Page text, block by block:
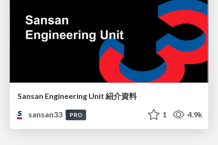
Sansan Engineering Unit 紹介資料
sansan33
PRO 1 4.9k